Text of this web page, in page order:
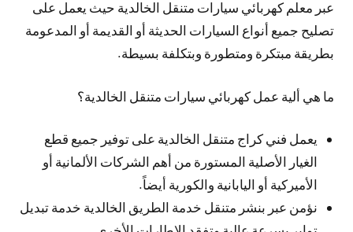
عبر معلم كهربائي سيارات متنقل الخالدية حيث يعمل على
تصليح جميع أنواع السيارات الحديثة أو القديمة أو المدعومة
بطريقة مبتكرة ومتطورة وبتكلفة بسيطة.
ما هي ألية عمل كهربائي سيارات متنقل الخالدية؟
يعمل فني كراج متنقل الخالدية على توفير جميع قطع
الغيار الأصلية المستورة من أهم الشركات الألمانية أو
الأميركية أو اليابانية والكورية أيضاً.
نؤمن عبر بنشر متنقل خدمة الطريق الخالدية خدمة تبديل